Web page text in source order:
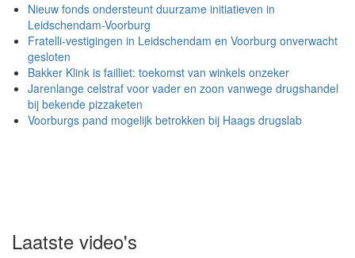
Nieuw fonds ondersteunt duurzame initiatieven in
Leidschendam-Voorburg
Fratelli-vestigingen in Leidschendam en Voorburg onverwacht
gesloten
Bakker Klink is failliet: toekomst van winkels onzeker
Jarenlange celstraf voor vader en zoon vanwege drugshandel
bij bekende pizzaketen
Voorburgs pand mogelijk betrokken bij Haags drugslab
Laatste video's